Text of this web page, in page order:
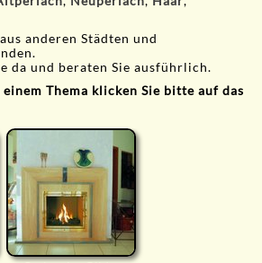
anderen Städten und
da und beraten Sie ausführlich.
Thema klicken Sie bitte auf das